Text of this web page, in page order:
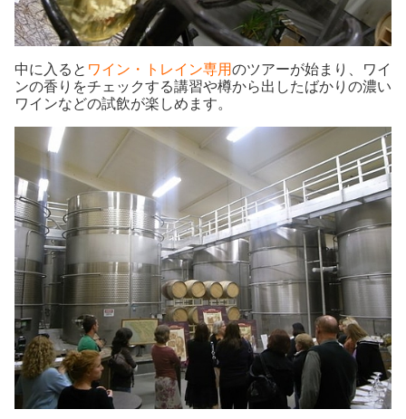
中に入ると ワイン・トレイン専用のツアーが始まり、ワイ
ンの香りをチェックする講習や樽から出したばかりの濃い
ワインなどの試飲が楽しめます。